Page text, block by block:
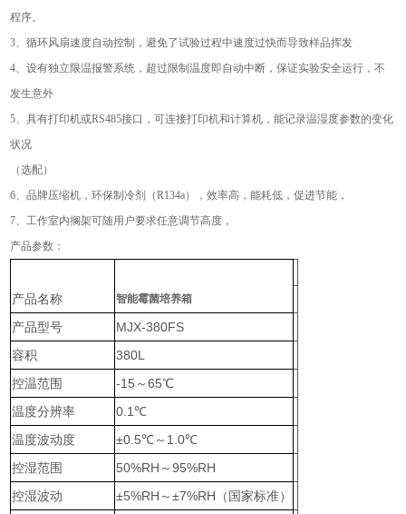
程序。
3、循环风扇速度自动控制，避免了试验过程中速度过快而导致样品挥发
4、设有独立限温报警系统，超过限制温度即自动中断，保证实验安全运行，不
发生意外
5、具有打印机或RS485接口，可连接打印机和计算机，能记录温湿度参数的变化
状况
（选配）
6、品牌压缩机，环保制冷剂（R134a），效率高，能耗低，促进节能，
7、工作室内搁架可随用户要求任意调节高度，
产品参数：
产品名称 智能霉菌培养箱
产品型号
MJX-380FS
容积
380L
控温范围
-15～65℃
温度分辨率
0.1℃
温度波动度
±0.5℃～1.0℃
控湿范围
50%RH～95%RH
控湿波动
±5%RH～±7%RH（国家标准）